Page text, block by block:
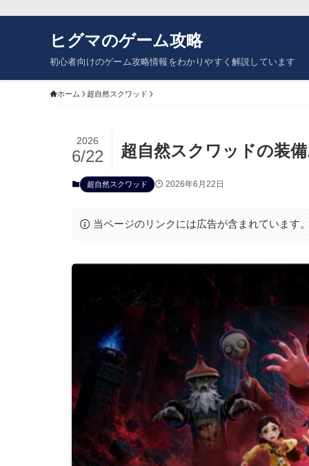
ヒグマのゲーム攻略
初心者向けのゲーム攻略情報をわかりやすく解説しています
ホーム 超自然スクワッド
超自然スクワッドの装
2026
6/22
超自然スクワッド 2026年6月22日
当ページのリンクには広告が含まれています